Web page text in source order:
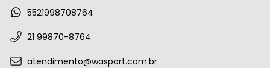
5521998708764
21 99870-8764
atendimento@wasport.com.br